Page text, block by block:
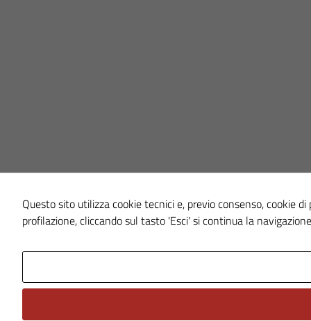
Questo sito utilizza cookie tecnici e, previo consenso, cookie
profilazione, cliccando sul tasto 'Esci' si continua la